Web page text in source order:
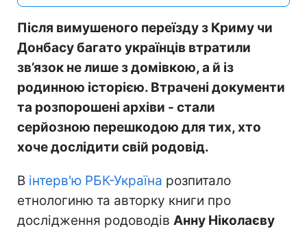
Після вимушеного переїзду з Криму чи
Донбасу багато українців втратили
зв’язок не лише з домівкою, а й із
родинною історією. Втрачені документи
та розпорошені архіви - стали
серйозною перешкодою для тих, хто
хоче дослідити свій родовід.
В інтерв'ю РБК-Україна розпитало
етнологиню та авторку книги про
дослідження родоводів Анну Ніколаєву